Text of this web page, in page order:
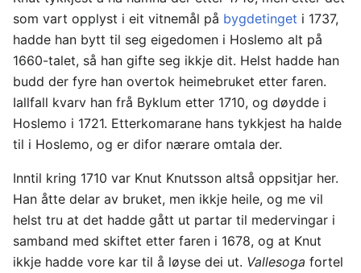
som vart opplyst i eit vitnemål på bygdetinget i 1737,
hadde han bytt til seg eigedomen i Hoslemo alt på
1660-talet, så han gifte seg ikkje dit. Helst hadde han
budd der fyre han overtok heimebruket etter faren.
Iallfall kvarv han frå Byklum etter 1710, og døydde i
Hoslemo i 1721. Etterkomarane hans tykkjest ha halde
til i Hoslemo, og er difor nærare omtala der.
Inntil kring 1710 var Knut Knutsson altså oppsitjar her.
Han åtte delar av bruket, men ikkje heile, og me vil
helst tru at det hadde gått ut partar til medervingar i
samband med skiftet etter faren i 1678, og at Knut
ikkje hadde vore kar til å løyse dei ut. Vallesoga fortel